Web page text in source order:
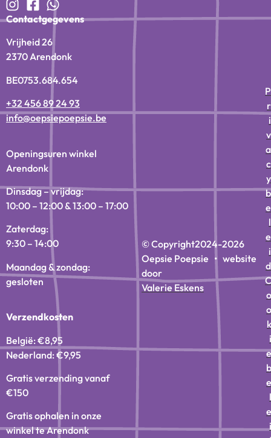
Contactgegevens
Vrijheid 26
2370 Arendonk
BE0753.684.654
+32 456 89 24 93
info@oepsiepoepsie.be
Openingsuren winkel
Arendonk
Dinsdag – vrijdag:
10:00 – 12:00 & 13:00 – 17:00
Zaterdag:
9:30 – 14:00
Maandag & zondag:
gesloten
Verzendkosten
België: €8,95
Nederland: €9,95
Gratis verzending vanaf
€150
Gratis ophalen in onze
winkel te Arendonk
© Copyright2024-2026
Oepsie Poepsie • website
door
Valerie Eskens
P
r
i
v
a
c
y
b
e
l
e
i
d
C
o
o
k
i
e
b
e
l
e
i